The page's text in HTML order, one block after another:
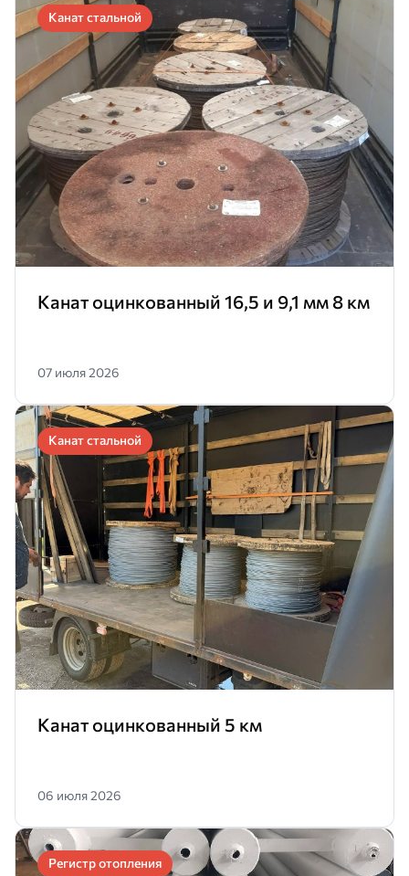
Канат стальной
Канат оцинкованный 16,5 и 9,1 мм 8 км
07 июля 2026
Канат стальной
Канат оцинкованный 5 км
06 июля 2026
Регистр отопления